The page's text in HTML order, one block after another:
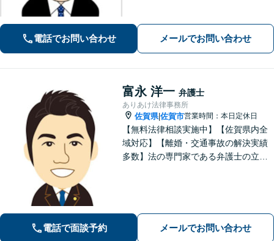
います。早期解決には、早めのご相談
が肝要です。
電話でお問い合わせ メールでお問い合わせ
富永 洋一 弁護士
ありあけ法律事務所
佐賀県|佐賀市営業時間：本日定休日
【無料法律相談実施中】【佐賀県内全
域対応】【離婚・交通事故の解決実績
多数】法の専門家である弁護士の立場
電話で面談予約 メールでお問い合わせ